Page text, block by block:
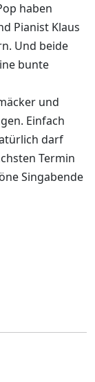
haben
Pianist Klaus
Und beide
bunte
und
Einfach
darf
Termin
Singabende